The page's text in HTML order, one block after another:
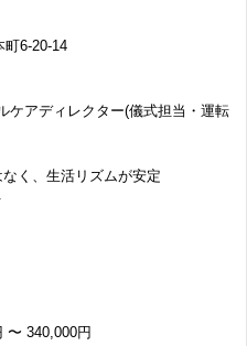
町6-20-14
ケアディレクター(儀式担当・運転
なく、生活リズムが安定
〜 340,000円